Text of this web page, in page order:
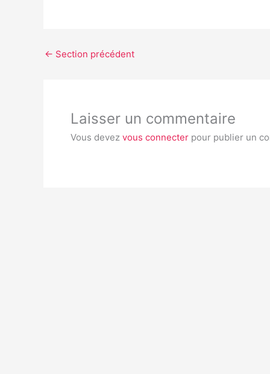
← Section précédent
Laisser un commentaire
Vous devez vous connecter pour publier un